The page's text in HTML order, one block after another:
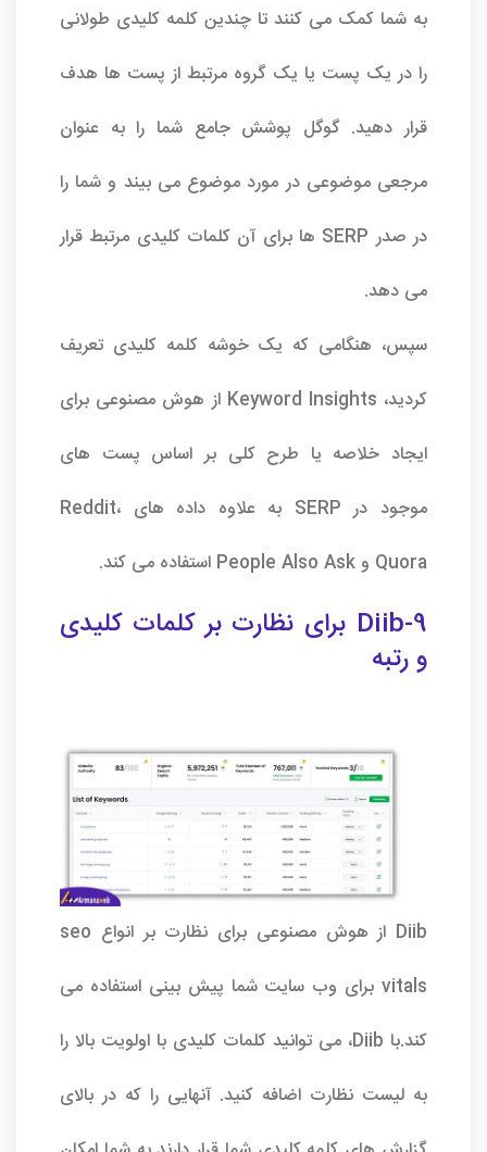
به شما کمک می کنند تا چندین کلمه کلیدی طولانی
را در یک پست یا یک گروه مرتبط از پست ها هدف
قرار دهید. گوگل پوشش جامع شما را به عنوان
مرجعی موضوعی در مورد موضوع می بیند و شما را
در صدر SERP ها برای آن کلمات کلیدی مرتبط قرار
می دهد.
سپس، هنگامی که یک خوشه کلمه کلیدی تعریف
کردید، Keyword Insights از هوش مصنوعی برای
ایجاد خلاصه یا طرح کلی بر اساس پست های
موجود در SERP به علاوه داده های Reddit،
Quora و People Also Ask استفاده می کند.
9-Diib برای نظارت بر کلمات کلیدی
و رتبه
Diib از هوش مصنوعی برای نظارت بر انواع seo
vitals برای وب سایت شما پیش بینی استفاده می
کند.با Diib، می توانید کلمات کلیدی با اولویت بالا را
به لیست نظارت اضافه کنید. آنهایی را که در بالای